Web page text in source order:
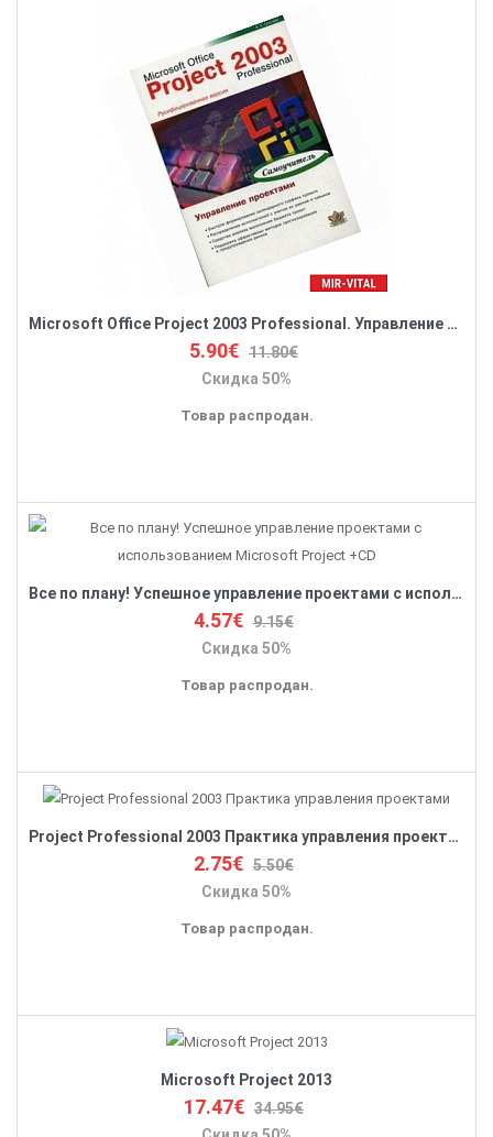
Microsoft Office Project 2003 Professional. Управление проектами. Самоучитель
5.90€ 11.80€
Скидка 50%
Товар распродан.
Все по плану! Успешное управление проектами с использованием Microsoft Project +CD
4.57€ 9.15€
Скидка 50%
Товар распродан.
Project Professional 2003 Практика управления проектами
2.75€ 5.50€
Скидка 50%
Товар распродан.
Microsoft Project 2013
17.47€ 34.95€